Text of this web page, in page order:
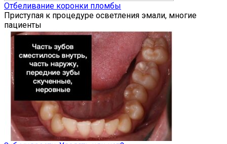
Отбеливание коронки пломбы
Приступая к процедуре осветления эмали, многие
пациенты